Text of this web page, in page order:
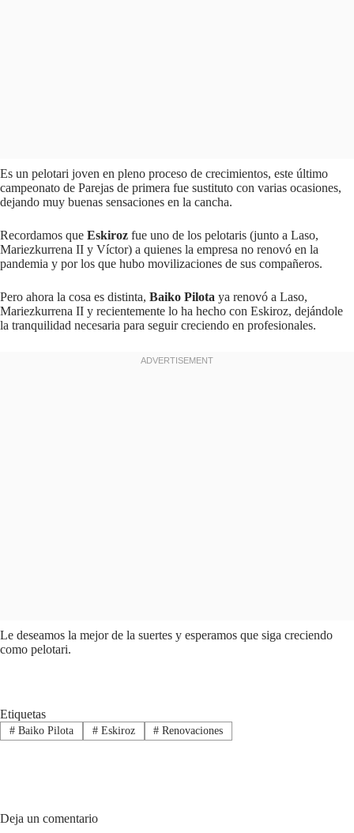
Es un pelotari joven en pleno proceso de crecimientos, este último
campeonato de Parejas de primera fue sustituto con varias ocasiones,
dejando muy buenas sensaciones en la cancha.
Recordamos que Eskiroz fue uno de los pelotaris (junto a Laso,
Mariezkurrena II y Víctor) a quienes la empresa no renovó en la
pandemia y por los que hubo movilizaciones de sus compañeros.
Pero ahora la cosa es distinta, Baiko Pilota ya renovó a Laso,
Mariezkurrena II y recientemente lo ha hecho con Eskiroz, dejándole
la tranquilidad necesaria para seguir creciendo en profesionales.
Le deseamos la mejor de la suertes y esperamos que siga creciendo
como pelotari.
Etiquetas
#Baiko Pilota #Eskiroz # Renovaciones
Deja un comentario